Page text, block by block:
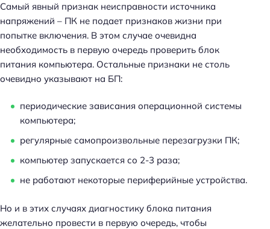
Самый явный признак неисправности источника
напряжений – ПК не подает признаков жизни при
попытке включения. В этом случае очевидна
необходимость в первую очередь проверить блок
питания компьютера. Остальные признаки не столь
очевидно указывают на БП:
периодические зависания операционной системы
компьютера;
регулярные самопроизвольные перезагрузки ПК;
компьютер запускается со 2-3 раза;
не работают некоторые периферийные устройства.
Но и в этих случаях диагностику блока питания
желательно провести в первую очередь, чтобы